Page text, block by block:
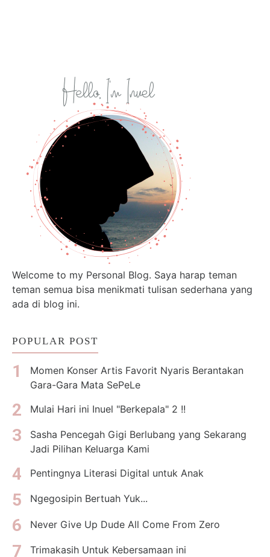
Welcome to my Personal Blog. Saya harap teman
teman semua bisa menikmati tulisan sederhana yang
ada di blog ini.
POPULAR POST
Momen Konser Artis Favorit Nyaris Berantakan
Gara-Gara Mata SePeLe
Mulai Hari ini Inuel "Berkepala" 2 !!
Sasha Pencegah Gigi Berlubang yang Sekarang
Jadi Pilihan Keluarga Kami
Pentingnya Literasi Digital untuk Anak
Ngegosipin Bertuah Yuk...
Never Give Up Dude All Come From Zero
Trimakasih Untuk Kebersamaan ini